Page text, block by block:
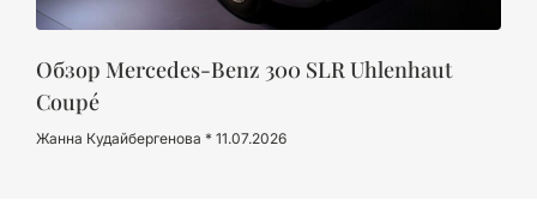
Обзор Mercedes-Benz 300 SLR Uhlenhaut
Coupé
Жанна Кудайбергенова 11.07.2026